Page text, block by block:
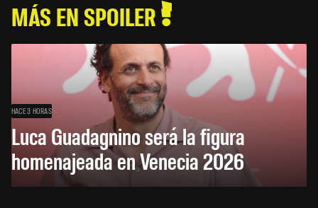
MÁS EN SPOILER
HACE 3 HORAS
Luca Guadagnino será la figura
homenajeada en Venecia 2026